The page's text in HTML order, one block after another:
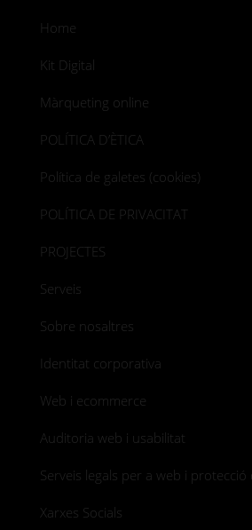
Home
Kit Digital
Màrqueting online
POLÍTICA D’ÈTICA
Política de galetes (cookies)
POLÍTICA DE PRIVACITAT
PROJECTES
Serveis
Sobre nosaltres
Identitat corporativa
Web i ecommerce
Auditoria web i usabilitat
Serveis legals per a web i protecció
Xarxes Socials